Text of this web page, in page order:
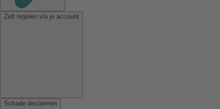
Zelf regelen via je account
Schade declareren